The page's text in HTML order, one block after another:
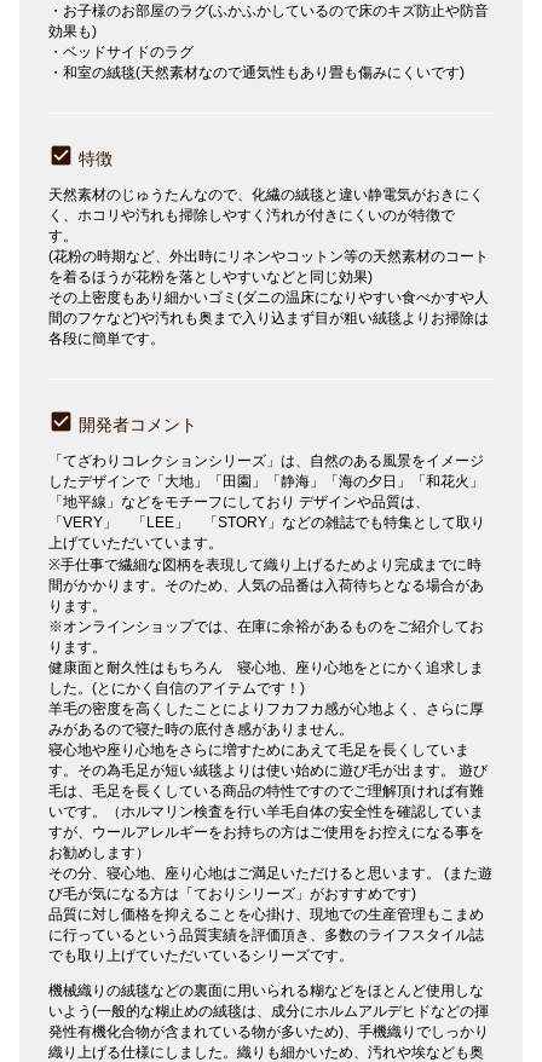
・お子様のお部屋のラグ(ふかふかしているので床のキズ防止や防音
効果も)
・ベッドサイドのラグ
・和室の絨毯(天然素材なので通気性もあり畳も傷みにくいです)
特徴
天然素材のじゅうたんなので、化繊の絨毯と違い静電気がおきにく
く、ホコリや汚れも掃除しやすく汚れが付きにくいのが特徴で
す。
(花粉の時期など、外出時にリネンやコットン等の天然素材のコート
を着るほうが花粉を落としやすいなどと同じ効果)
その上密度もあり細かいゴミ(ダニの温床になりやすい食べかすや人
間のフケなど)や汚れも奥まで入り込まず目が粗い絨毯よりお掃除は
各段に簡単です。
開発者コメント
「てざわりコレクションシリーズ」は、自然のある風景をイメージ
したデザインで「大地」「田園」「静海」「海の夕日」「和花火」
「地平線」などをモチーフにしており デザインや品質は、
「VERY」 「LEE」 「STORY」などの雑誌でも特集として取り
上げていただいています。
※手仕事で繊細な図柄を表現して織り上げるためより完成までに時
間がかかります。そのため、人気の品番は入荷待ちとなる場合があ
ります。
※オンラインショップでは、在庫に余裕があるものをご紹介してお
ります。
健康面と耐久性はもちろん 寝心地、座り心地をとにかく追求しま
した。(とにかく自信のアイテムです！)
羊毛の密度を高くしたことによりフカフカ感が心地よく、さらに厚
みがあるので寝た時の底付き感がありません。
寝心地や座り心地をさらに増すためにあえて毛足を長くしていま
す。その為毛足が短い絨毯よりは使い始めに遊び毛が出ます。 遊び
毛は、毛足を長くしている商品の特性ですのでご理解頂ければ有難
いです。（ホルマリン検査を行い羊毛自体の安全性を確認していま
すが、ウールアレルギーをお持ちの方はご使用をお控えになる事を
お勧めします）
その分、寝心地、座り心地はご満足いただけると思います。 (また遊
び毛が気になる方は「ておりシリーズ」がおすすめです)
品質に対し価格を抑えることを心掛け、現地での生産管理もこまめ
に行っているという品質実績を評価頂き、多数のライフスタイル誌
でも取り上げていただいているシリーズです。
機械織りの絨毯などの裏面に用いられる糊などをほとんど使用しな
いよう(一般的な糊止めの絨毯は、成分にホルムアルデヒドなどの揮
発性有機化合物が含まれている物が多いため)、手機織りでしっかり
織り上げる仕様にしました。織りも細かいため、汚れや埃なども奥